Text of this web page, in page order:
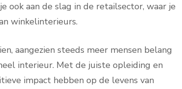
ook aan de slag in de retailsector, waar je
winkelinterieurs.
aangezien steeds meer mensen belang
interieur. Met de juiste opleiding en
impact hebben op de levens van